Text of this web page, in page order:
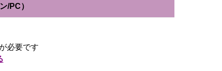
/PC）
必要です